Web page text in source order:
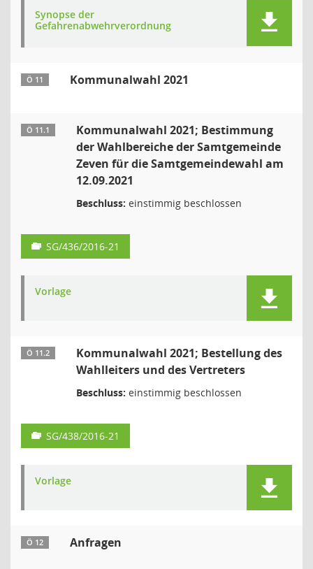
Synopse der
Gefahrenabwehrverordnung
Ö 11 Kommunalwahl 2021
Ö 11.1
Kommunalwahl 2021; Bestimmung
der Wahlbereiche der Samtgemeinde
Zeven für die Samtgemeindewahl am
12.09.2021
Beschluss: einstimmig beschlossen
SG/436/2016-21
Vorlage
Ö 11.2
Kommunalwahl 2021; Bestellung des
Wahlleiters und des Vertreters
Beschluss: einstimmig beschlossen
SG/438/2016-21
Vorlage
Ö 12 Anfragen